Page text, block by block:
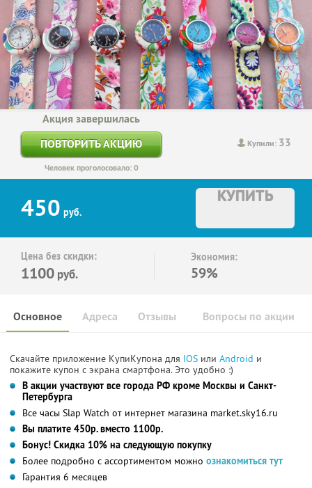
Купили: 33
Акция завершилась
ПОВТОРИТЬ АКЦИЮ
Человек проголосовало: 0
450 руб.
КУПИТЬ
Цена без скидки:
1100 руб.
Экономия:
59%
Основное Отзывы Вопросы по акции
Адреса
Скачайте приложение КупиКупона для IOS или Android и
покажите купон с экрана смартфона. Это удобно :)
В акции участвуют все города РФ кроме Москвы и Санкт-
Петербурга
Все часы Slap Watch от интернет магазина market.sky16.ru
Вы платите 450р. вместо 1100р.
Бонус! Скидка 10% на следующую покупку
Более подробно с ассортиментом можно ознакомиться тут
Гарантия 6 месяцев